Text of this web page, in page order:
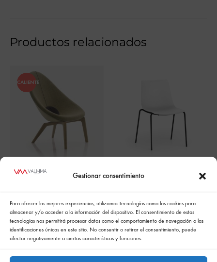
Gestionar consentimiento
Para ofrecer las mejores experiencias, utilizamos tecnologías como las cookies para
almacenar y/o acceder a la información del dispositivo. El consentimiento de estas
tecnologías nos permitirá procesar datos como el comportamiento de navegación o las
identificaciones únicas en este sitio. No consentir o retirar el consentimiento, puede
afectar negativamente a ciertas características y funciones.
Productos relacionados
CALIENTE
DELTA Butaca